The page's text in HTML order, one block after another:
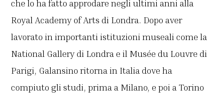
che lo ha fatto approdare negli ultimi anni alla
Royal Academy of Arts di Londra. Dopo aver
lavorato in importanti istituzioni museali come la
National Gallery di Londra e il Musée du Louvre di
Parigi, Galansino ritorna in Italia dove ha
compiuto gli studi, prima a Milano, e poi a Torino